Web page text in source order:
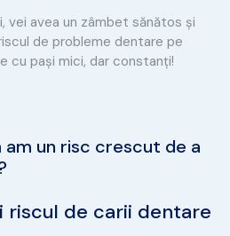
vei avea un zâmbet sănătos și
de probleme dentare pe
cu pași mici, dar constanți!
un risc crescut de a
riscul de carii dentare